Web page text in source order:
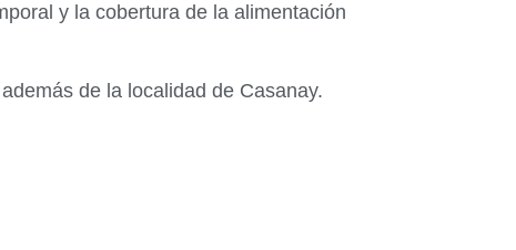
y la cobertura de la alimentación
de la localidad de Casanay.